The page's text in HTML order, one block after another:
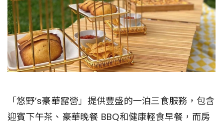
「悠野’s豪華露營」提供豐盛的一泊三食服務，包含
迎賓下午茶、豪華晚餐 BBQ和健康輕食早餐，而房